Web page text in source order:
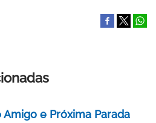
Amigo e Próxima Parada